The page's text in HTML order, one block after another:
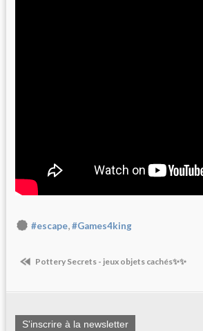
#escape,#Games4king
Pottery Secrets - jeux objets cachés✨✨
S'inscrire à la newsletter